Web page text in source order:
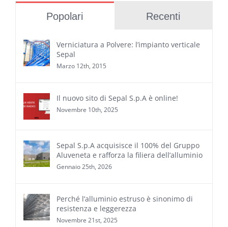
Popolari Recenti
Verniciatura a Polvere: l’impianto verticale
Sepal
Marzo 12th, 2015
Il nuovo sito di Sepal S.p.A è online!
Novembre 10th, 2025
Sepal S.p.A acquisisce il 100% del Gruppo
Aluveneta e rafforza la filiera dell’alluminio
Gennaio 25th, 2026
Perché l’alluminio estruso è sinonimo di
resistenza e leggerezza
Novembre 21st, 2025